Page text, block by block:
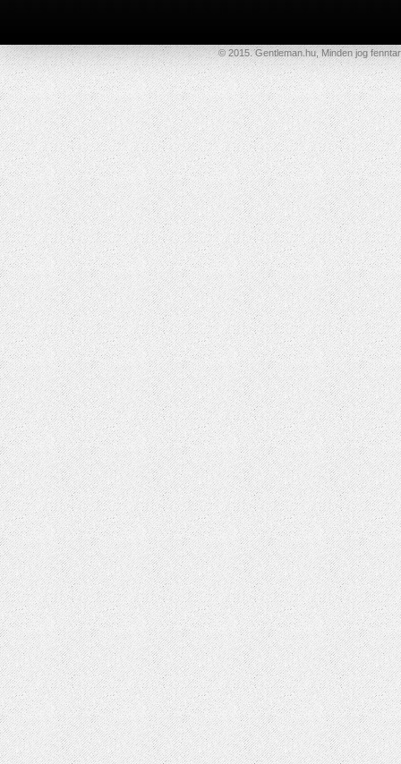
© 2015. Gentleman.hu, Minden jog